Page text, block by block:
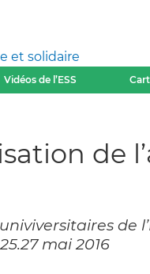
et solidaire
Vidéos de l’ESS
de
de
mai 2016